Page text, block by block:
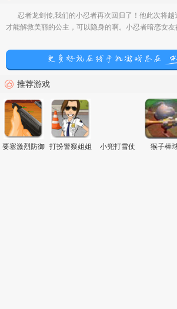
忍者龙剑传,我们的小忍者再次回归了！他此次将越
才能解救美丽的公主，可以隐身的啊。小忍者暗恋女
推荐游戏
要塞激烈防御 打扮警察姐姐 小兜打雪仗 猴子棒